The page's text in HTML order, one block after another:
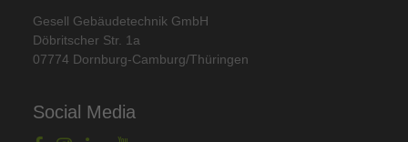
Gesell Gebäudetechnik GmbH
Döbritscher Str. 1a
07774 Dornburg-Camburg/Thüringen
Social Media